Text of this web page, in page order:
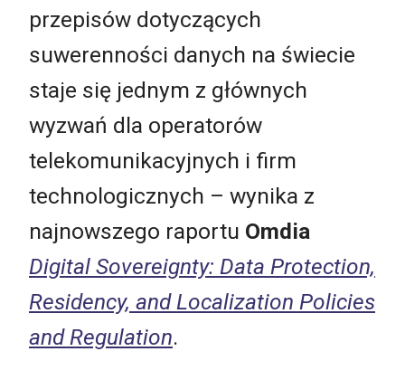
przepisów dotyczących
suwerenności danych na świecie
staje się jednym z głównych
wyzwań dla operatorów
telekomunikacyjnych i firm
technologicznych – wynika z
najnowszego raportu Omdia
Digital Sovereignty: Data Protection,
Residency, and Localization Policies
and Regulation.